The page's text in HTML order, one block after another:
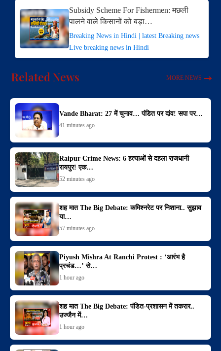
Subsidy Scheme For Fishermen: मछली
पालने वाले किसानों को बड़ा…
Breaking News in Hindi | latest Breaking news |
Live breaking news in Hindi
Related News MORE NEWS
Vande Bharat: 27 में चुनाव… पंडित पर दांव! सपा पर…
41 minutes ago
Raipur Crime News: 6 हत्याओं से दहला राजधानी
रायपुर! एक…
52 minutes ago
शह मात The Big Debate: कमिश्नरेट पर निशाना.. सुझाव
या…
57 minutes ago
Piyush Mishra At Ranchi Protest : ‘आरंभ है
प्रचंड…’ से…
1 hour ago
शह मात The Big Debate: पंडित-प्रशासन में तकरार..
उज्जैन में…
1 hour ago